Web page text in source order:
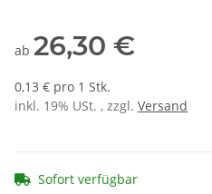
ab 26,30 €
0,13 € pro 1 Stk.
inkl. 19% USt. , zzgl. Versand
Sofort verfügbar